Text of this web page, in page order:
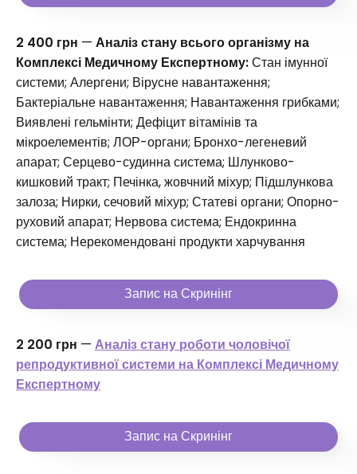
2 400 грн — Аналіз стану всього організму на
Комплексі Медичному Експертному:Стан імунної
системи; Алергени; Вірусне навантаження;
Бактеріальне навантаження; Навантаження грибками;
Виявлені гельмінти; Дефіцит вітамінів та
мікроелементів; ЛОР-органи; Бронхо-легеневий
апарат; Серцево-судинна система; Шлунково-
кишковий тракт; Печінка, жовчний міхур; Підшлункова
залоза; Нирки, сечовий міхур; Статеві органи; Опорно-
руховий апарат; Нервова система; Ендокринна
система; Нерекомендовані продукти харчування
Запис на Скринінг
2 200 грн — Аналіз стану роботи чоловічої
репродуктивної системи на Комплексі Медичному
Експертному
Запис на Скринінг